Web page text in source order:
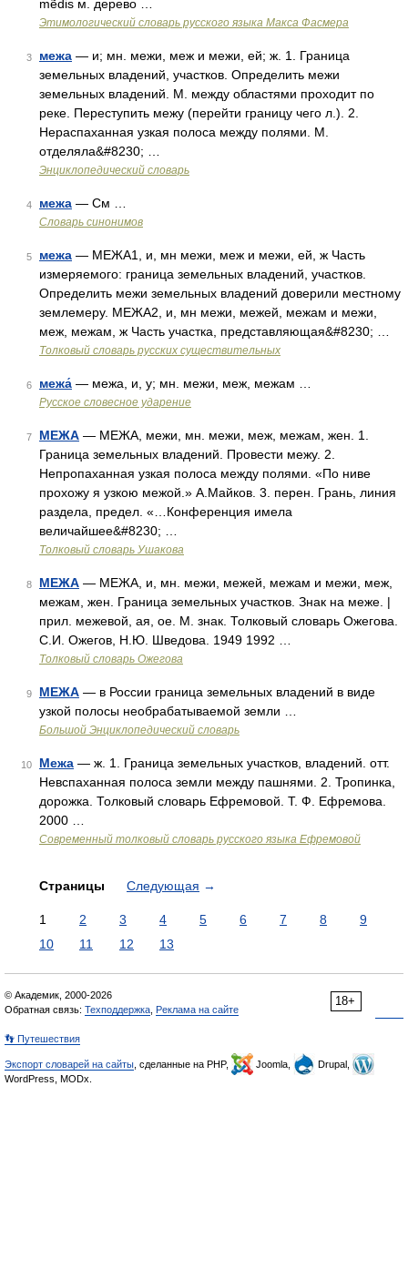
mẽdis м. дерево …
Этимологический словарь русского языка Макса Фасмера
3 межа — и; мн. межи, меж и межи, ей; ж. 1. Граница
земельных владений, участков. Определить межи
земельных владений. М. между областями проходит по
реке. Переступить межу (перейти границу чего л.). 2.
Нераспаханная узкая полоса между полями. М.
отделяла&#8230; …
Энциклопедический словарь
4 межа — См …
Словарь синонимов
5 межа — МЕЖА1, и, мн межи, меж и межи, ей, ж Часть
измеряемого: граница земельных владений, участков.
Определить межи земельных владений доверили местному
землемеру. МЕЖА2, и, мн межи, межей, межам и межи,
меж, межам, ж Часть участка, представляющая&#8230; …
Толковый словарь русских существительных
6 межа́ — межа, и, у; мн. межи, меж, межам …
Русское словесное ударение
7 МЕЖА — МЕЖА, межи, мн. межи, меж, межам, жен. 1.
Граница земельных владений. Провести межу. 2.
Непропаханная узкая полоса между полями. «По ниве
прохожу я узкою межой.» А.Майков. 3. перен. Грань, линия
раздела, предел. «…Конференция имела
величайшее&#8230; …
Толковый словарь Ушакова
8 МЕЖА — МЕЖА, и, мн. межи, межей, межам и межи, меж,
межам, жен. Граница земельных участков. Знак на меже. |
прил. межевой, ая, ое. М. знак. Толковый словарь Ожегова.
С.И. Ожегов, Н.Ю. Шведова. 1949 1992 …
Толковый словарь Ожегова
9 МЕЖА — в России граница земельных владений в виде
узкой полосы необрабатываемой земли …
Большой Энциклопедический словарь
10 Межа — ж. 1. Граница земельных участков, владений. отт.
Невспаханная полоса земли между пашнями. 2. Тропинка,
дорожка. Толковый словарь Ефремовой. Т. Ф. Ефремова.
2000 …
Современный толковый словарь русского языка Ефремовой
Страницы Следующая →
1 2 3 4 5 6 7 8
9
10
11 12 13
18+
© Академик, 2000-2026
Обратная связь: Техподдержка Реклама на сайте
👣 Путешествия
Экспорт словарей на сайты , сделанные на PHP, Joomla,
Drupal,
WordPress, MODx.